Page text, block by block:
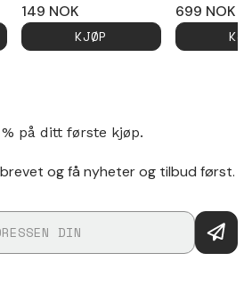
149 NOK
KJØP
699 NOK
% på ditt første kjøp.
og få nyheter og tilbud først.